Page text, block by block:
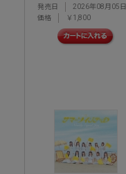
発売日
2026年08月05日
価格
￥1,800